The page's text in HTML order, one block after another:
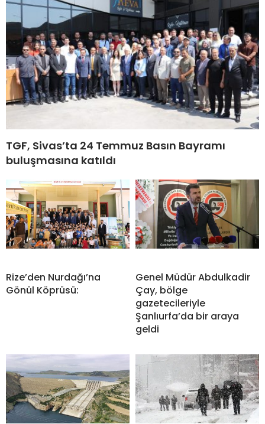
TGF, Sivas’ta 24 Temmuz Basın Bayramı
buluşmasına katıldı
Rize’den Nurdağı’na
Gönül Köprüsü:
Genel Müdür Abdulkadir
Çay, bölge
gazetecileriyle
Şanlıurfa’da bir araya
geldi